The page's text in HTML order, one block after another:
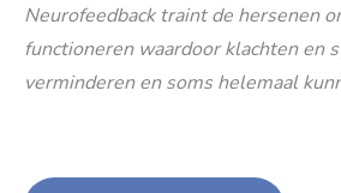
Neurofeedback traint de hersenen
functioneren waardoor klachten en
verminderen en soms helemaal